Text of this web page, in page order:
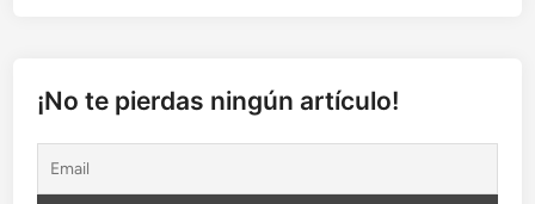
e
a
t
o
¡No te pierdas ningún artículo!